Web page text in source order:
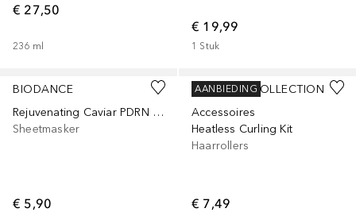
€ 27,50
236 ml
€ 19,99
1 Stuk
BIODANCE
Rejuvenating Caviar PDRN Real Deep Mask
Sheetmasker
€ 5,90
DOUGLAS COLLECTION
Accessoires
Heatless Curling Kit
Haarrollers
€ 7,49
AANBIEDING